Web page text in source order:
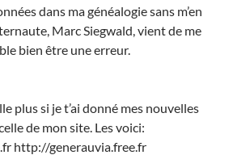
dans ma généalogie sans m’en
Marc Siegwald, vient de me
bien être une erreur.
plus si je t’ai donné mes nouvelles
de mon site. Les voici:
http://generauvia.free.fr